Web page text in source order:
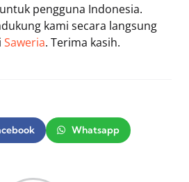
pengguna Indonesia.
kami secara langsung
Saweria. Terima kasih.
Whatsapp